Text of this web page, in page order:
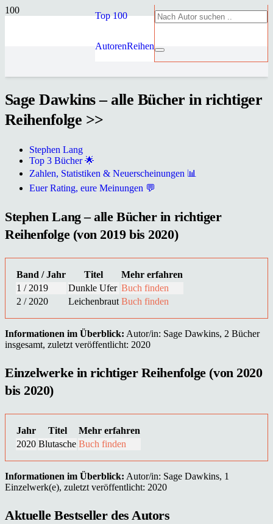
Top 100
AutorenReihen
Sage Dawkins – alle Bücher in richtiger
Reihenfolge >>
Stephen Lang
Top 3 Bücher 🌟
Zahlen, Statistiken & Neuerscheinungen 📊
Euer Rating, eure Meinungen 💬
Stephen Lang – alle Bücher in richtiger
Reihenfolge (von 2019 bis 2020)
Band / Jahr Titel
Mehr erfahren
1 / 2019
Dunkle Ufer Buch finden
2 / 2020
Leichenbraut Buch finden
Informationen im Überblick: Autor/in: Sage Dawkins, 2 Bücher
insgesamt, zuletzt veröffentlicht: 2020
Einzelwerke in richtiger Reihenfolge (von 2020
bis 2020)
Jahr Titel
Mehr erfahren
2020 Blutasche Buch finden
Informationen im Überblick: Autor/in: Sage Dawkins, 1
Einzelwerk(e), zuletzt veröffentlicht: 2020
Aktuelle Bestseller des Autors